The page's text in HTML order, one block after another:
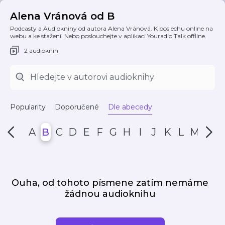
Alena Vránová od B
Podcasty a Audioknihy od autora Alena Vránová. K poslechu online na
webu a ke stažení. Nebo poslouchejte v aplikaci Youradio Talk offline.
2 audioknih
Popularity Doporučené Dle abecedy
A B C D E F G H I J K L M N
Ouha, od tohoto písmene zatím nemáme
žádnou audioknihu